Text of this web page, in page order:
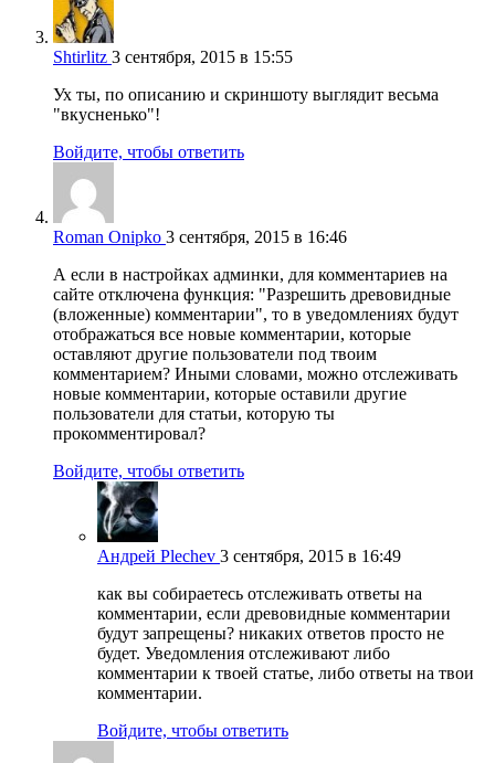
Shtirlitz 3 сентября, 2015 в 15:55
Ух ты, по описанию и скриншоту выглядит весьма
"вкусненько"!
Войдите, чтобы ответить
Roman Onipko 3 сентября, 2015 в 16:46
А если в настройках админки, для комментариев на
сайте отключена функция: "Разрешить древовидные
(вложенные) комментарии", то в уведомлениях будут
отображаться все новые комментарии, которые
оставляют другие пользователи под твоим
комментарием? Иными словами, можно отслеживать
новые комментарии, которые оставили другие
пользователи для статьи, которую ты
прокомментировал?
Войдите, чтобы ответить
Андрей Plechev 3 сентября, 2015 в 16:49
как вы собираетесь отслеживать ответы на
комментарии, если древовидные комментарии
будут запрещены? никаких ответов просто не
будет. Уведомления отслеживают либо
комментарии к твоей статье, либо ответы на твои
комментарии.
Войдите, чтобы ответить